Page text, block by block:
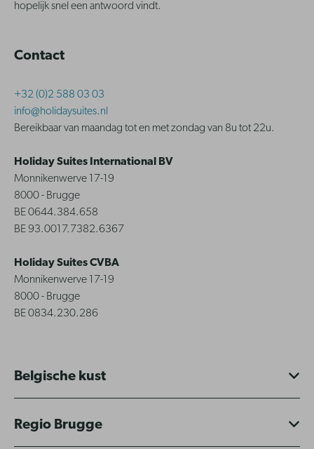
hopelijk snel een antwoord vindt.
Contact
+32 (0)2 588 03 03
info@holidaysuites.nl
Bereikbaar van maandag tot en met zondag van 8u tot 22u.
Holiday Suites International BV
Monnikenwerve 17-19
8000 - Brugge
BE 0644.384.658
BE 93.0017.7382.6367
Holiday Suites CVBA
Monnikenwerve 17-19
8000 - Brugge
BE 0834.230.286
Belgische kust
Regio Brugge